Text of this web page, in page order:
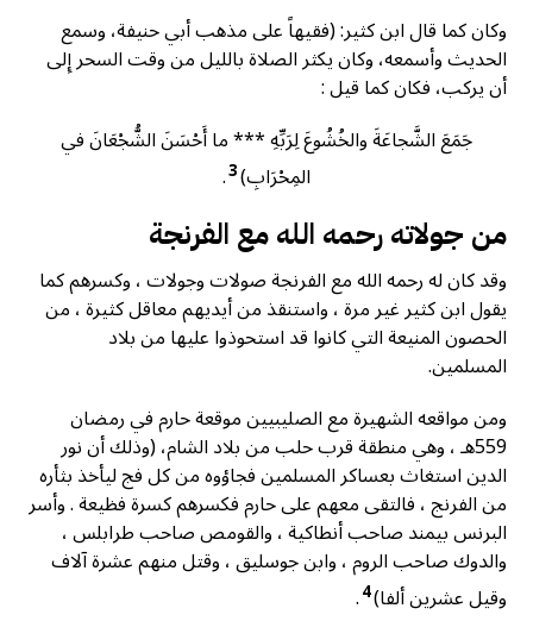
وكان كما قال ابن كثير: (فقيهاً على مذهب أبي حنيفة، وسمع
الحديث وأسمعه، وكان يكثر الصلاة بالليل من وقت السحر إِلى
أن يركب، فكان كما قيل :
جَمَعَ الشَّجاعَةَ والخُشُوعَ لِرَبِّهِ *** ما أَحْسَنَ الشُّجْعَانَ في
المِحْرَابِ)3
.
من جولاته رحمه الله مع الفرنجة
وقد كان له رحمه الله مع الفرنجة صولات وجولات ، وكسرهم كما
يقول ابن كثير غير مرة ، واستنقذ من أيديهم معاقل كثيرة ، من
الحصون المنيعة التي كانوا قد استحوذوا عليها من بلاد
المسلمين.
ومن مواقعه الشهيرة مع الصليبيين موقعة حارم في رمضان
559هـ ، وهي منطقة قرب حلب من بلاد الشام، (وذلك أن نور
الدين استغاث بعساكر المسلمين فجاؤوه من كل فج ليأخذ بثأره
من الفرنج ، فالتقى معهم على حارم فكسرهم كسرة فظيعة . وأسر
البرنس بيمند صاحب أنطاكية ، والقومص صاحب طرابلس ،
والدوك صاحب الروم ، وابن جوسليق ، وقتل منهم عشرة آلاف
وقيل عشرين ألفا)4
.